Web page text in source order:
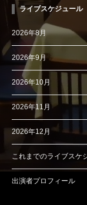
ライブスケジュール
2026年8月
2026年9月
2026年10月
2026年11月
2026年12月
これまでのライブスケ
出演者プロフィール